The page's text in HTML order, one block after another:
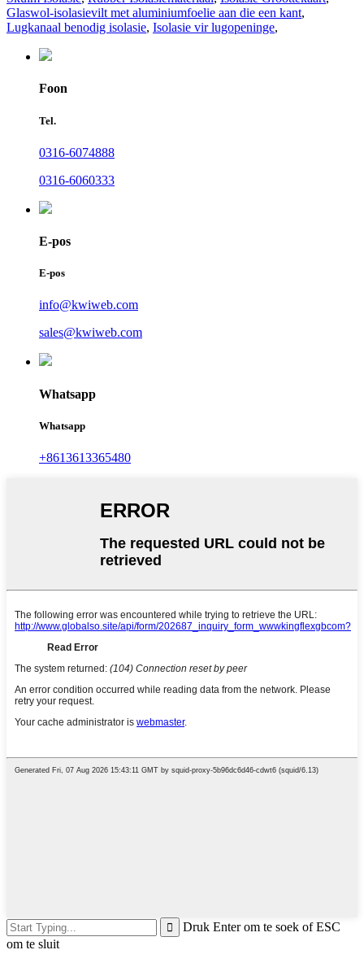
Glaswol-isolasievilt met aluminiumfoelie aan die een kant,
Lugkanaal benodig isolasie, Isolasie vir lugopeninge,
Foon
Tel.
0316-6074888
0316-6060333
E-pos
E-pos
info@kwiweb.com
sales@kwiweb.com
Whatsapp
Whatsapp
+8613613365480
Druk Enter om te soek of ESC
om te sluit